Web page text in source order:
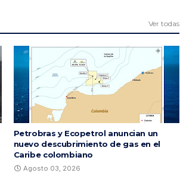
Ver todas
Petrobras y Ecopetrol anuncian un
nuevo descubrimiento de gas en el
Caribe colombiano
Agosto 03, 2026